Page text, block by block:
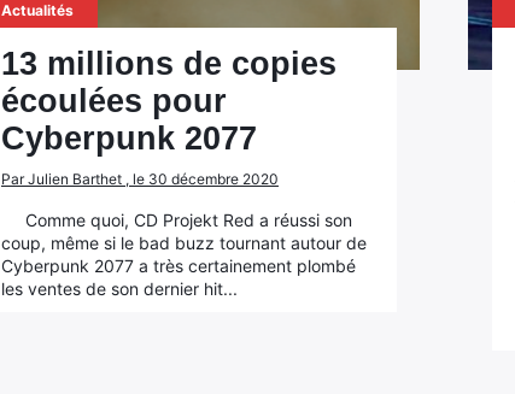
Actualités
13 millions de copies
écoulées pour
Cyberpunk 2077
Par Julien Barthet , le 30 décembre 2020
Comme quoi, CD Projekt Red a réussi son
coup, même si le bad buzz tournant autour de
Cyberpunk 2077 a très certainement plombé
les ventes de son dernier hit...